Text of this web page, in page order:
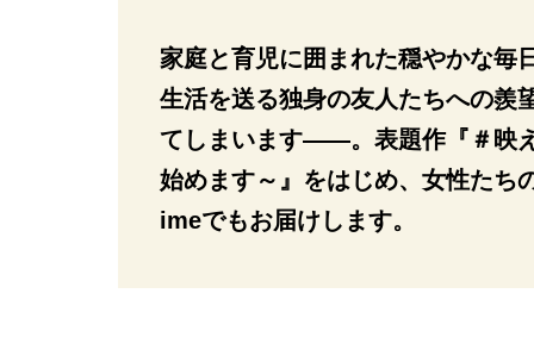
家庭と育児に囲まれた穏やかな毎
生活を送る独身の友人たちへの羨
てしまいます――。表題作『＃映
始めます～』をはじめ、女性たち
imeでもお届けします。